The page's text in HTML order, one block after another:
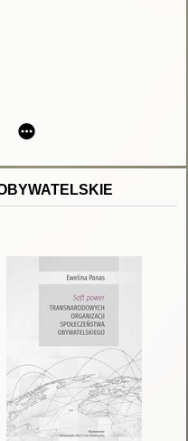
żądań jako zaburzenie